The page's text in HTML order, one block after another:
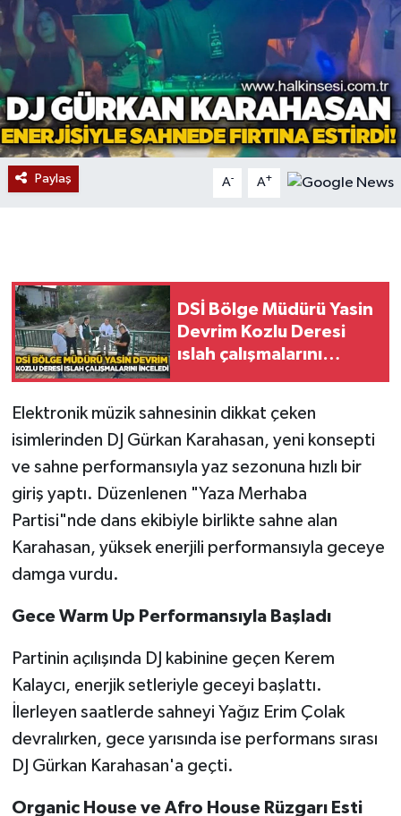
Paylaş A- A+
DSİ Bölge Müdürü Yasin
Devrim Kozlu Deresi
ıslah çalışmalarını
Elektronik müzik sahnesinin dikkat çeken
isimlerinden DJ Gürkan Karahasan, yeni konsepti
ve sahne performansıyla yaz sezonuna hızlı bir
giriş yaptı. Düzenlenen "Yaza Merhaba
Partisi"nde dans ekibiyle birlikte sahne alan
Karahasan, yüksek enerjili performansıyla geceye
damga vurdu.
Gece Warm Up Performansıyla Başladı
Partinin açılışında DJ kabinine geçen Kerem
Kalaycı, enerjik setleriyle geceyi başlattı.
İlerleyen saatlerde sahneyi Yağız Erim Çolak
devralırken, gece yarısında ise performans sırası
DJ Gürkan Karahasan'a geçti.
Organic House ve Afro House Rüzgarı Esti
DUNYA
Düzce
Eğitim
Ekonomi
GÜNDEM
İş ilanı
Kültür - Sanat
MAGAZİN
Resmi İlan
Röportaj
Sağlık
SİYASET
Spor
Ulusal